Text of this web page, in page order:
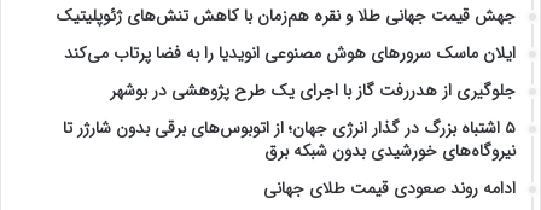
جهش قیمت جهانی طلا و نقره هم‌زمان با کاهش تنش‌های ژئوپلیتیک
ایلان ماسک سرورهای هوش مصنوعی انویدیا را به فضا پرتاب می‌کند
جلوگیری از هدررفت گاز با اجرای یک طرح پژوهشی در بوشهر
۵ اشتباه بزرگ در گذار انرژی جهان؛ از اتوبوس‌های برقی بدون شارژر تا
نیروگاه‌های خورشیدی بدون شبکه برق
ادامه روند صعودی قیمت طلای جهانی